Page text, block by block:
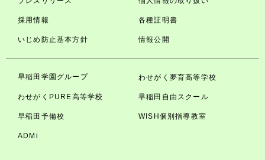
採用情報 各種証明書
いじめ防止基本方針 情報公開
早稲田学園グループ わせがく夢育高等学校
わせがくPURE高等学校 早稲田自由スクール
早稲田予備校 WISH個別指導教室
ADMi